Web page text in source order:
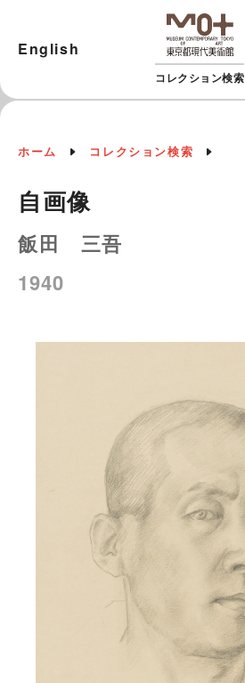
コレクション検索
English
ホーム コレクション検索
自画像
飯田 三吾
1940